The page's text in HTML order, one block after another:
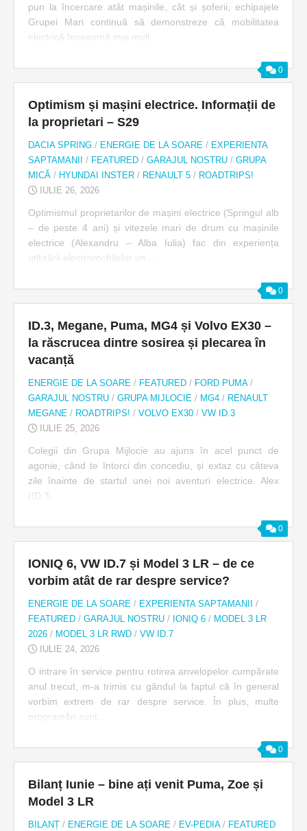
pun la încercare atât mașinile, cât și șoferii, echipajele
Grupei Mari continuă să demonstreze că mobilitatea
electrică înseamnă mai mult...
0
Optimism și mașini electrice. Informații de
la proprietari – S29
DACIA SPRING / ENERGIE DE LA SOARE / EXPERIENTA
SAPTAMANII
/ FEATURED / GARAJUL NOSTRU / GRUPA
MICĂ / HYUNDAI INSTER / RENAULT 5 / ROADTRIPS!
IULIE 26, 2026
Optimismul proprietarilor de mașini electrice (Springul alb
– de peste 4 ani) și vitezele mari de drum cu mașinile
electrice (Alexandru – Alba Iulia) fac din experiența
utilizării electromobilelor un…...
0
ID.3, Megane, Puma, MG4 și Volvo EX30 –
la răscrucea dintre sosirea și plecarea în
vacanță
ENERGIE DE LA SOARE / FEATURED / FORD PUMA/
GARAJUL NOSTRU / GRUPA MIJLOCIE / MG4 / RENAULT
MEGANE / ROADTRIPS! / VOLVO EX30 / VW ID.3
IULIE 25, 2026
Colegii din Grupa Mijlocie au ajuns în acel punct de
agonie, când te întorci din concediu, și extaz cu câteva
zile înainte de startul unei noi aventuri electrice. Alex
(ID.3,...
0
IONIQ 6, VW ID.7 și Model 3 LR – de ce
vorbim atât de rar despre service?
ENERGIE DE LA SOARE / EXPERIENTA SAPTAMANII
/
FEATURED / GARAJUL NOSTRU / IONIQ 6 / MODEL 3 LR
2026 / MODEL 3 LR RWD / VW ID.7
IULIE 24, 2026
O intrare în service pentru rotirea anvelopelor cumpărate
anul trecut, m-a trimis cu gândul la faptul că în general
vorbim extrem de rar despre service. În plus, multe
programări sunt...
0
Bilanț Iunie – bine ați venit Puma, Zoe și
Model 3 LR
BILANȚ / ENERGIE DE LA SOARE / EV-PEDIA/ FEATURED